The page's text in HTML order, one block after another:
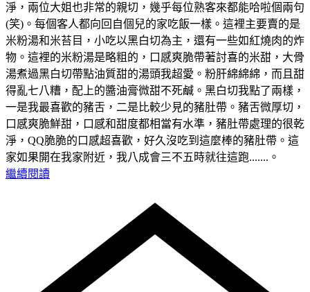
淨，兩位大姐也非常的親切，幾乎每位熟客來都能哈啦個兩句
(笑)。每個客人都向回自個兒的家吃飯一樣。這裡主要賣的是
米粉湯和米苔目，小吃以黑白切為主，還有一些如紅燒肉的炸
物。這裡的米粉湯是略粗的，口感爽脆帶著討喜的米甜，大骨
湯煮過黑白切帶點油質甜的湯頭我超愛。粉肝綿綿綿，而且甜
得亂七八糟，配上的醬油膏微甜不死鹹。黑白切我點了兩樣，
一是我最喜歡的豬舌，二是比較少見的豬肚帶。豬舌微厚切，
口感爽脆鮮甜，口感和甜度都相當有水準，豬肚帶處理的很乾
淨，QQ脆脆的口感超喜歡，好久沒吃到這麼棒的豬肚帶。這
家如果開在我家附近，我八成會三不五時就往這跑.......。
繼續閱讀